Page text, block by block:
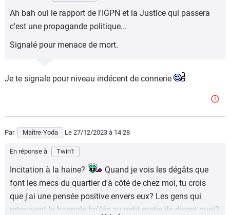
Ah bah oui le rapport de l'IGPN et la Justice qui passera
c'est une propagande politique...
Signalé pour menace de mort.
Je te signale pour niveau indécent de connerie
Par Maître-Yoda Le 27/12/2023 à 14:28
En réponse à Twin1
Incitation à la haine?
Quand je vois les dégâts que
font les mecs du quartier d'à côté de chez moi, tu crois
que j'ai une pensée positive envers eux? Les gens qui
retrouvent la bagnole brûlée au petit matin ils disent quoi?